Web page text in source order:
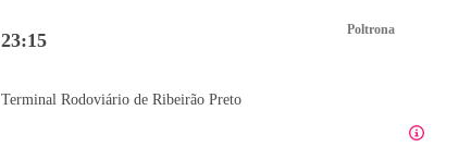
23:15
Terminal Rodoviário de Ribeirão Preto
Poltrona